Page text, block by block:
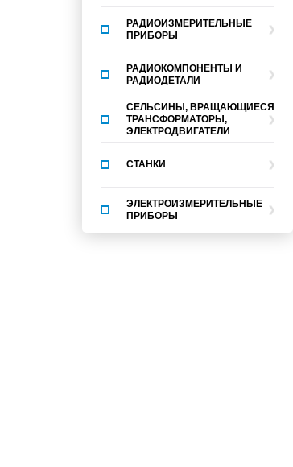
РАДИОИЗМЕРИТЕЛЬНЫЕ
ПРИБОРЫ
РАДИОКОМПОНЕНТЫ И
РАДИОДЕТАЛИ
СЕЛЬСИНЫ, ВРАЩАЮЩИЕСЯ
ТРАНСФОРМАТОРЫ,
ЭЛЕКТРОДВИГАТЕЛИ
СТАНКИ
ЭЛЕКТРОИЗМЕРИТЕЛЬНЫЕ
ПРИБОРЫ